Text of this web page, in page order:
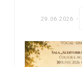
29.06.2026